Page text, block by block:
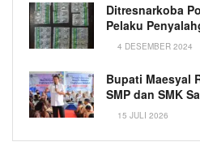
Ditresnarkoba
Pelaku
4 DESEMBER 2024
Bupati Maesyal
SMP dan SMK
15 JULI 2026